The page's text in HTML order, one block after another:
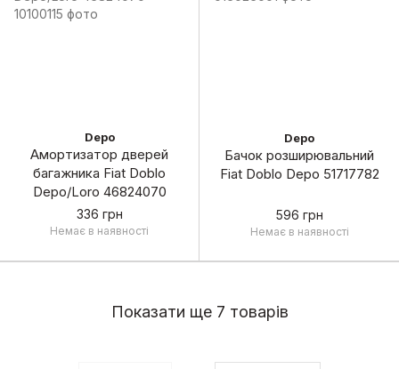
Depo
Амортизатор дверей
багажника Fiat Doblo
Depo/Loro 46824070
336 грн
Немає в наявності
Depo
Бачок розширювальний
Fiat Doblo Depo 51717782
596 грн
Немає в наявності
Показати ще 7 товарів